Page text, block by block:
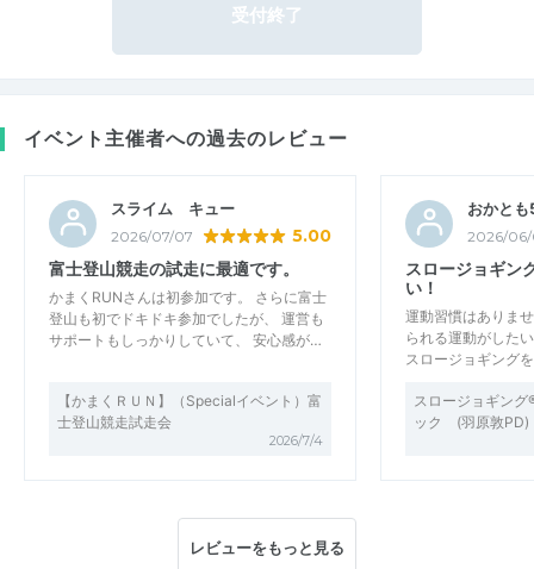
受付終了
イベント主催者への過去のレビュー
スライム キュー
2026/07/07 5.00
富士登山競走の試走に最適です。
かまくRUNさんは初参加です。 さらに富士
登山も初でドキドキ参加でしたが、 運営も
サポートもしっかりしていて、 安心感が…
【かまくＲＵＮ】（Specialイベント）富
士登山競走試走会
2026/7/4
おかと
2026/
スロージョギン
い！
運動習慣はありま
られる運動がした
スロージョギング
スロージョギン
ック (羽原敦PD)
レビューをもっと見る